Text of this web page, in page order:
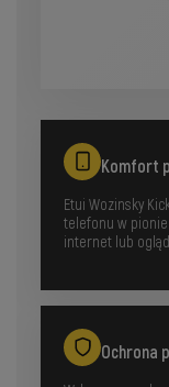
Komfort
Etui Wozinsky
telefonu w
internet lub
Ochrona